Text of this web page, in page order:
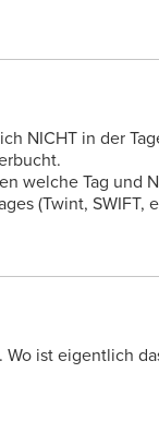
NICHT in der
welche Tag und
(Twint, SWIFT,
ist eigentlich